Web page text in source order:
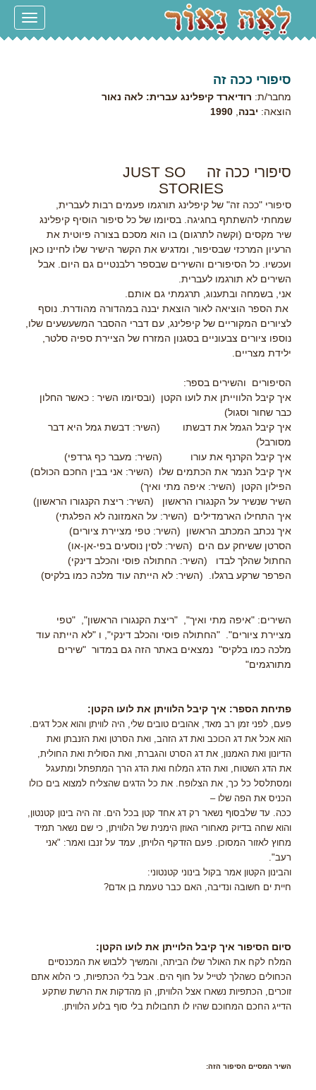
Toggle
סיפורי ככה זה
מחבר/ת: רודיארד קיפלינג עברית: לאה נאור
הוצאה: יבנה 1990
סיפורי ככה זה JUST SO
STORIES
סיפורי "ככה זה" של קיפלינג תורגמו פעמים רבות לעברית,
שמחתי להשתתף בחגיגה. בסיומו של כל סיפור הוסיף קיפלינג
שיר מקסים (וקשה לתרגום) בו הוא מסכם בצורה פיוטית את
הרעיון המרכזי שבסיפור, ומדגיש את הקשר הישיר שלו לחיינו כאן
ועכשיו. כל הסיפורים והשירים שבספר רלבנטיים גם היום. אבל
השירים לא תורגמו לעברית.
אני, בשמחה ובתענוג, תרגמתי גם אותם.
את הספר הוציאה לאור הוצאת יבנה במהדורה מהודרת. נוסף
לציורים המקוריים של קיפלינג, עם דברי ההסבר המשעשעים שלו,
נוספו ציורים צבעוניים בסגנון המזרח של הציירת ספיה סלטר,
ילידת מצריים.
הסיפורים והשירים בספר:
איך קיבל הלווייתן את לועו הקטן (ובסיומו השיר : כאשר החלון
כבר שחור וסגול)
איך קיבל הגמל את דבשתו (השיר: דבשת גמל היא דבר
מסורבל)
איך קיבל הקרנף את עורו (השיר: מעבר כף גרדפי)
איך קיבל הנמר את הכתמים שלו (השיר: אני בבין החכם הכולם)
הפילון הקטן (השיר: איפה מתי ואיך)
השיר שנשיר על הקנגורו הראשון (השיר: ריצת הקנגורו הראשון)
איך התחילו הארמדילים (השיר: על האמזונה לא הפלגתי)
איך נכתב המכתב הראשון (השיר: טפי מציירת ציורים)
הסרטן ששיחק עם הים (השיר: לסין נוסעים בפי-אן-או)
החתול שהלך לבדו (השיר: החתולה פוסי והכלב דינקי)
הפרפר שרקע ברגלו. (השיר: לא הייתה עוד מלכה כמו בלקיס)
השירים: "איפה מתי ואיך", "ריצת הקנגורו הראשון", "טפי
מציירת ציורים". "החתולה פוסי והכלב דינקי", ו "לא הייתה עוד
מלכה כמו בלקיס" נמצאים באתר הזה גם במדור "שירים
מתורגמים"
פתיחת הספר: איך קיבל הלוויתן את לועו הקטן:
פעם, לפני זמן רב מאד, אהובים טובים שלי, היה לוויתן והוא אכל דגים.
הוא אכל את דג הכוכב ואת דג הזהב, ואת הסרטן ואת הזנבתן ואת
הדיונון ואת האמנון, את דג הסרט והגברת, ואת הסולית ואת החולית,
את הדג השטוח, ואת הדג המלוח ואת הדג הרך המתפתל ומתעגל
ומסתלסל כל כך, את הצלופח. את כל הדגים שהצליח למצוא בים כולו
הכניס את הפה שלו –
ככה. עד שלבסוף נשאר רק דג אחד קטן בכל הים. זה היה בינון קטנטון,
והוא שחה בדיוק מאחורי האוזן הימנית של הלוויתן, כי שם נשאר תמיד
מחוץ לאזור המסוכן. פעם הזדקף הלויתן, עמד על זנבו ואמר: "אני
רעב".
והבינון הקטון אמר בקול בינוני קטנטוני:
חיית ים חשובה ונדיבה, האם כבר טעמת בן אדם?
סיום הסיפור איך קיבל הלוייתן את לועו הקטן:
המלח לקח את האולר שלו הביתה, והמשיך ללבוש את המכנסיים
הכחולים כשהלך לטייל על חוף הים. אבל בלי הכתפיות, כי הלוא אתם
זוכרים, הכתפיות נשארו אצל הלוויתן, הן מהדקות את הרשת שתקע
הדייג החכם המחוכם שהיו לו תחבולות בלי סוף בלוע הלוויתן.
השיר המסיים הסיפור הזה: